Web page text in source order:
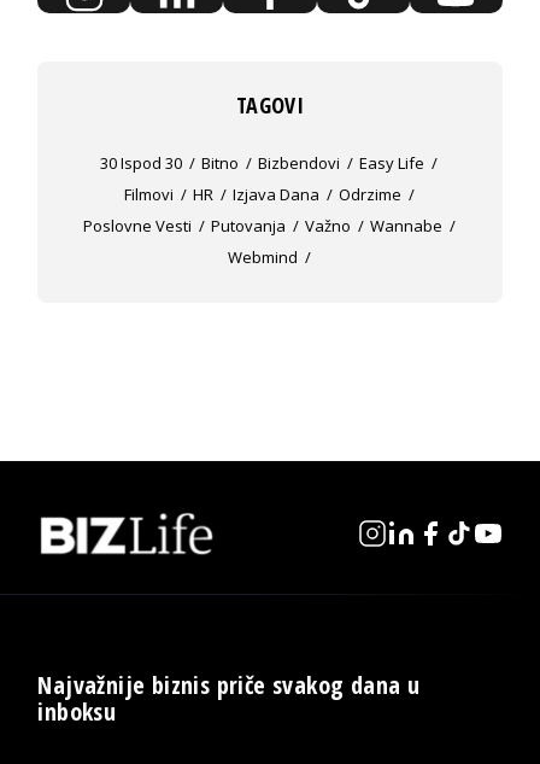
TAGOVI
30 Ispod 30 Bitno Bizbendovi
Easy Life
Filmovi
HR Izjava Dana
Odrzime
Poslovne Vesti
Putovanja Važno
Wannabe
Webmind
Najvažnije biznis priče svakog dana u
inboksu